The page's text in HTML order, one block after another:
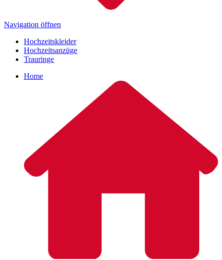
Navigation öffnen
Hochzeitskleider
Hochzeitsanzüge
Trauringe
Home